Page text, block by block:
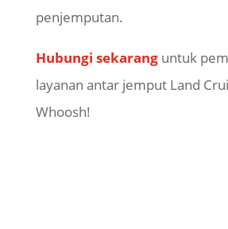
penjemputan.
Hubungi sekaranguntuk
layanan antar jemput Land
Whoosh!